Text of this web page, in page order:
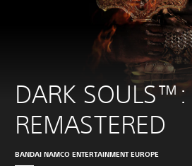
DARK SOULS™:
REMASTERED
BANDAI NAMCO ENTERTAINMENT EUROPE